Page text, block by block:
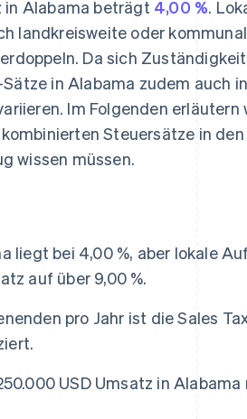
in Alabama beträgt 4,00 %.
landkreisweite oder
Da sich
in Alabama zudem auch
Im Folgenden erläutern
Steuersätze in
wissen müssen.
liegt bei 4,00 %, aber lokale
auf über 9,00 %.
pro Jahr ist die Sales
USD Umsatz in Alabama